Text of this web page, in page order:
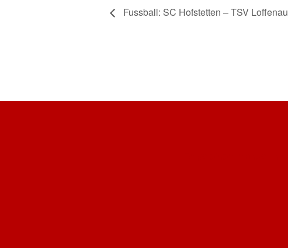
Fussball: SC Hofstetten – TSV Loffenau